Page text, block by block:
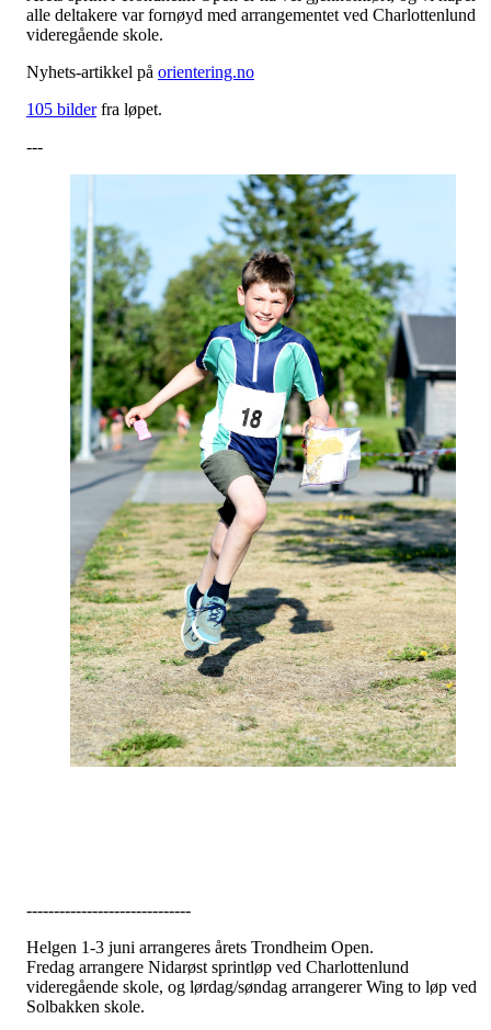
alle deltakere var fornøyd med arrangementet ved Charlottenlund
videregående skole.
Nyhets-artikkel på orientering.no
105 bilderfra løpet.
---
------------------------------
Helgen 1-3 juni arrangeres årets Trondheim Open.
Fredag arrangere Nidarøst sprintløp ved Charlottenlund
videregående skole, og lørdag/søndag arrangerer Wing to løp ved
Solbakken skole.